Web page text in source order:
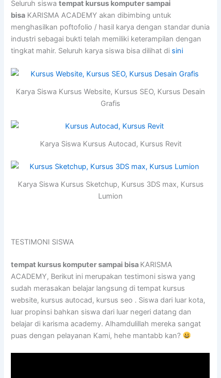
Seluruh siswatempat kursus komputer sampai
bisa KARISMA ACADEMY akan dibimbing untuk
menghasilkan poftofolio / hasil karya dengan standar dunia
industri sebagai bukti telah memiliki keterampilan dengan
tingkat mahir. Seluruh karya siswa bisa dilihat di sini
Karya Siswa Kursus Website, Kursus SEO, Kursus Desain
Grafis
Karya Siswa Kursus Autocad, Kursus Revit
Karya Siswa Kursus Sketchup, Kursus 3DS max, Kursus
Lumion
TESTIMONI SISWA
tempat kursus komputer sampai bisa KARISMA
ACADEMY, Berikut ini merupakan testimoni siswa yang
sudah merasakan belajar langsung di tempat kursus
website, kursus autocad, kursus seo . Siswa dari luar kota,
luar propinsi bahkan siswa dari luar negeri datang dan
belajar di karisma academy. Alhamdulillah mereka sangat
puas dengan pelayanan Kami, hehe mantabb kan?